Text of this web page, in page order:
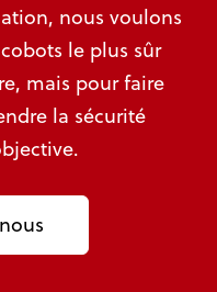
nous voulons
le plus sûr
mais pour faire
la sécurité